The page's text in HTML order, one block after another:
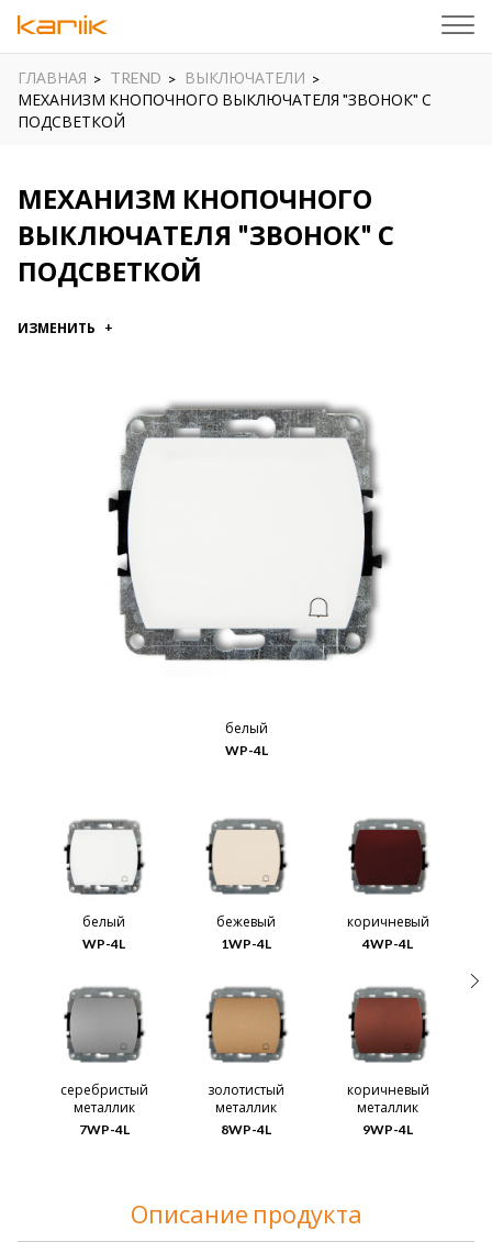
ГЛАВНАЯ TREND
ВЫКЛЮЧАТЕЛИ
МЕХАНИЗМ КНОПОЧНОГО ВЫКЛЮЧАТЕЛЯ "ЗВОНОК" С
ПОДСВЕТКОЙ
МЕХАНИЗМ КНОПОЧНОГО
ВЫКЛЮЧАТЕЛЯ "ЗВОНОК" С
ПОДСВЕТКОЙ
ИЗМЕНИТЬ
белый
WP-4L
белый
WP-4L
бежевый
1WP-4L
коричневый
4WP-4L
серебристый
металлик
7WP-4L
золотистый
металлик
8WP-4L
коричневый
металлик
9WP-4L
Описание продукта